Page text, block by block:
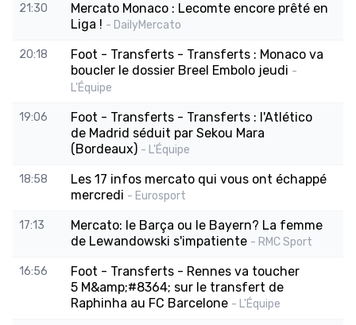
21:30
Mercato Monaco : Lecomte encore prêté en
Liga ! - DailyMercato
20:18
Foot - Transferts - Transferts : Monaco va
boucler le dossier Breel Embolo jeudi -
L'Équipe
19:06
Foot - Transferts - Transferts : l'Atlético
de Madrid séduit par Sekou Mara
(Bordeaux) - L'Équipe
18:58
Les 17 infos mercato qui vous ont échappé
mercredi - Eurosport
17:13
Mercato: le Barça ou le Bayern? La femme
de Lewandowski s'impatiente - RMC Sport
16:56
Foot - Transferts - Rennes va toucher
5 M&amp;#8364; sur le transfert de
Raphinha au FC Barcelone - L'Équipe